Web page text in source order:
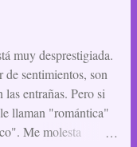
que decía que el
está más cercano al
al andaluz, y no
Una imagen de
para la posible
muy desprestigiada.
sentimientos, son
entrañas. Pero si
llaman "romántica"
Me molesta